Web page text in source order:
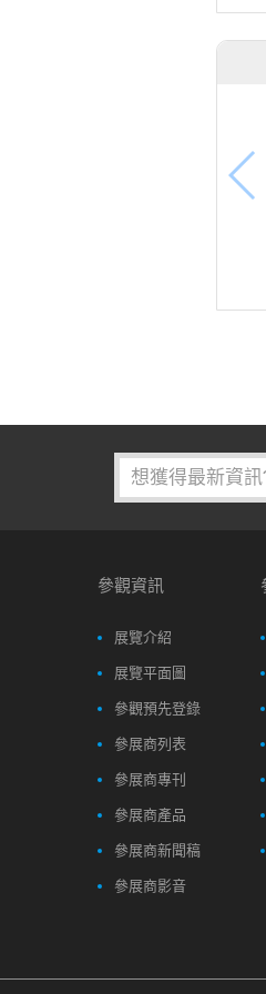
參觀資訊
展覽介紹
展覽平面圖
參觀預先登錄
參展商列表
參展商專刊
參展商產品
參展商新聞稿
參展商影音